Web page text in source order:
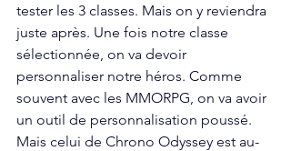
tester les 3 classes. Mais on y reviendra
juste après. Une fois notre classe
sélectionnée, on va devoir
personnaliser notre héros. Comme
souvent avec les MMORPG, on va avoir
un outil de personnalisation poussé.
Mais celui de Chrono Odyssey est au-